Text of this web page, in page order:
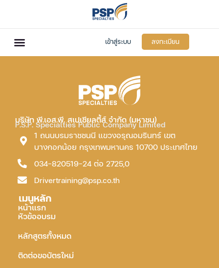
เข้าสู่ระบบ ลงทะเบียน
บริษัท พี.เอส.พี. สเปเชียลตี้ส์ จำกัด (มหาชน)
P.S.P. Specialties Public Company Limited
1 ถนนบรมราชชนนี แขวงอรุณอมรินทร์ เขต
บางกอกน้อย กรุงเทพมหานคร 10700 ประเทศไทย
034-820519-24 ต่อ 2725,0
Drivertraining@psp.co.th
เมนูหลัก
หน้าแรก
หัวข้ออบรม
หลักสูตรทั้งหมด
ติดต่อขอบัตรใหม่